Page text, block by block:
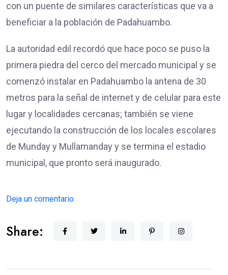
con un puente de similares características que va a
beneficiar a la población de Padahuambo.
La autoridad edil recordó que hace poco se puso la
primera piedra del cerco del mercado municipal y se
comenzó instalar en Padahuambo la antena de 30
metros para la señal de internet y de celular para este
lugar y localidades cercanas; también se viene
ejecutando la construcción de los locales escolares
de Munday y Mullamanday y se termina el estadio
municipal, que pronto será inaugurado.
Deja un comentario
Share: